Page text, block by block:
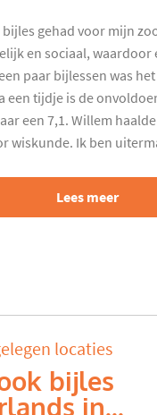
gehad voor mijn
en sociaal, waardoor
paar bijlessen was
een tijdje is de
een 7,1. Willem
wiskunde. Ik ben
Lees meer
locaties
bijles
in...